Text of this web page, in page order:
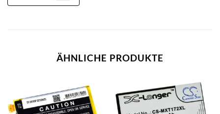
ÄHNLICHE PRODUKTE